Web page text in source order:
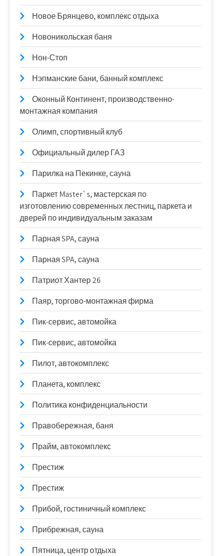
Новое Брянцево, комплекс отдыха
Новоникольская баня
Нон-Стоп
Нэпманские бани, банный комплекс
Оконный Континент, производственно-
монтажная компания
Олимп, спортивный клуб
Официальный дилер ГАЗ
Парилка на Пекинке, сауна
Паркет Master`s, мастерская по
изготовлению современных лестниц, паркета и
дверей по индивидуальным заказам
Парная SPA, сауна
Парная SPA, сауна
Патриот Хантер 26
Паяр, торгово-монтажная фирма
Пик-сервис, автомойка
Пик-сервис, автомойка
Пилот, автокомплекс
Планета, комплекс
Политика конфиденциальности
Правобережная, баня
Прайм, автокомплекс
Престиж
Престиж
Прибой, гостиничный комплекс
Прибрежная, сауна
Пятница, центр отдыха